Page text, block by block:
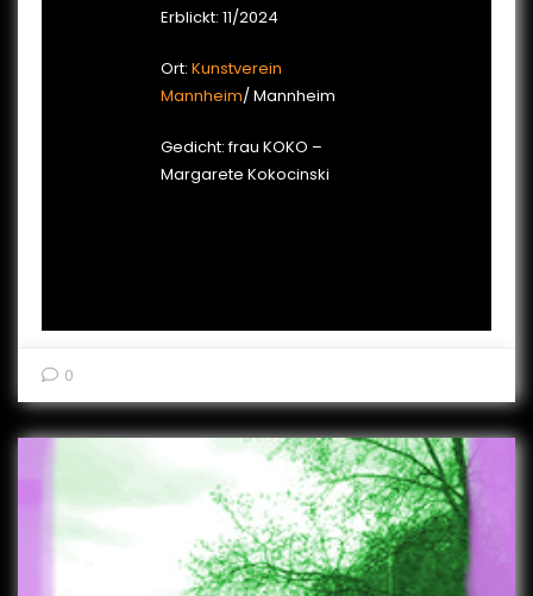
Erblickt: 11/2024
Ort: Kunstverein
Mannheim/ Mannheim
Gedicht: frau KOKO –
Margarete Kokocinski
0